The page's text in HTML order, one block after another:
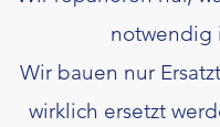
notwendig
Wir bauen nur
wirklich ersetzt